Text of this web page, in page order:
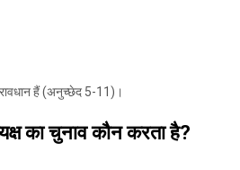
हैं (अनुच्छेद 5-11)।
का चुनाव कौन करता है?